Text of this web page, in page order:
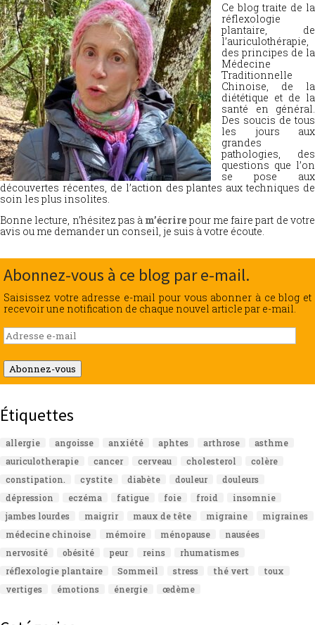
Ce blog traite de la
réflexologie
plantaire, de
l’auriculothérapie,
des principes de la
Médecine
Traditionnelle
Chinoise, de la
diététique et de la
santé en général.
Des soucis de tous
les jours aux
grandes
pathologies, des
questions que l’on
se pose aux
découvertes récentes, de l’action des plantes aux techniques de
soin les plus insolites.
Bonne lecture, n’hésitez pas à m’écrire pour me faire part de votre
avis ou me demander un conseil, je suis à votre écoute.
Abonnez-vous à ce blog par e-mail.
Saisissez votre adresse e-mail pour vous abonner à ce blog et
recevoir une notification de chaque nouvel article par e-mail.
Adresse
e-
mail
Abonnez-vous
Étiquettes
allergie angoisse anxiété aphtes arthrose
asthme
auriculotherapie
cancer cerveau cholesterol
colère
constipation.
cystite diabète douleur
douleurs
dépression
eczéma fatigue foie froid
insomnie
jambes lourdes
maigrir maux de tête migraine
migraines
médecine chinoise
mémoire ménopause
nausées
nervosité
obésité peur reins
rhumatismes
réflexologie plantaire
Sommeil stress thé vert
toux
vertiges
émotions énergie œdème